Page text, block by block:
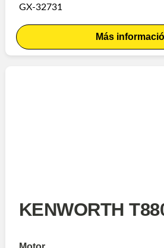
GX-32731
Más
KENWORTH